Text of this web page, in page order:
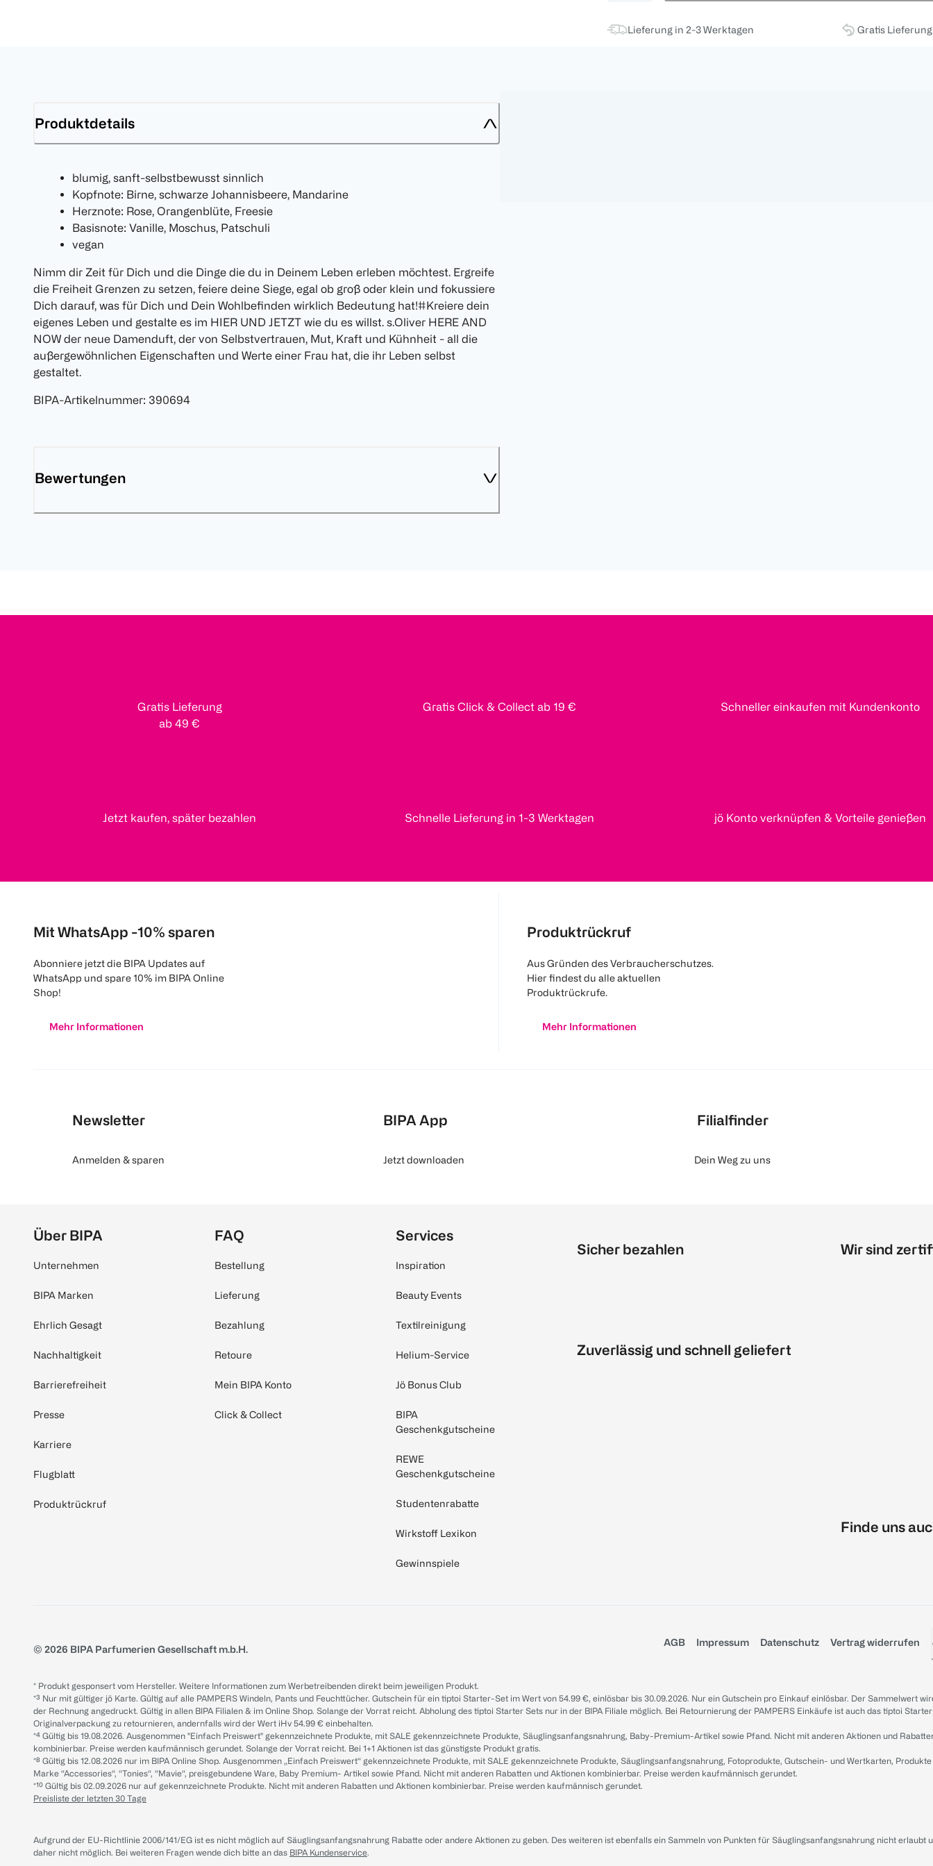
Lieferung in 2-3 Werktagen Gratis
Produktdetails
blumig, sanft-selbstbewusst sinnlich
Kopfnote: Birne, schwarze Johannisbeere, Mandarine
Herznote: Rose, Orangenblüte, Freesie
Basisnote: Vanille, Moschus, Patschuli
vegan
Nimm dir Zeit für Dich und die Dinge die du in Deinem Leben erleben möchtest. Ergreife
die Freiheit Grenzen zu setzen, feiere deine Siege, egal ob groß oder klein und fokussiere
Dich darauf, was für Dich und Dein Wohlbefinden wirklich Bedeutung hat!#Kreiere dein
eigenes Leben und gestalte es im HIER UND JETZT wie du es willst. s.Oliver HERE AND
NOW der neue Damenduft, der von Selbstvertrauen, Mut, Kraft und Kühnheit - all die
außergewöhnlichen Eigenschaften und Werte einer Frau hat, die ihr Leben selbst
gestaltet.
BIPA-Artikelnummer: 390694
Bewertungen
Gratis Lieferung
ab 49 €
Gratis Click & Collect ab 19 € Schneller einkaufen mit Kundenkonto
Jetzt kaufen, später bezahlen Schnelle Lieferung in 1-3 Werktagen jö Konto verknüpfen & Vorteile genießen
Mit WhatsApp -10% sparen
Abonniere jetzt die BIPA Updates auf
WhatsApp und spare 10% im BIPA Online
Shop!
Mehr Informationen
Produktrückruf
Aus Gründen des Verbraucherschutzes.
Hier findest du alle aktuellen
Produktrückrufe.
Mehr Informationen
Newsletter
Anmelden & sparen
BIPA App
Jetzt downloaden
Filialfinder
Dein Weg zu uns
Über BIPA
Unternehmen
BIPA Marken
Ehrlich Gesagt
Nachhaltigkeit
Barrierefreiheit
Presse
Karriere
Flugblatt
Produktrückruf
FAQ
Bestellung
Lieferung
Bezahlung
Retoure
Mein BIPA Konto
Click & Collect
Services
Inspiration
Beauty Events
Textilreinigung
Helium-Service
Jö Bonus Club
BIPA
Geschenkgutscheine
REWE
Geschenkgutscheine
Studentenrabatte
Wirkstoff Lexikon
Gewinnspiele
Sicher bezahlen
Zuverlässig und schnell geliefert
Wir sind
Finde uns
© 2026 BIPA Parfumerien Gesellschaft m.b.H.
AGB Impressum Datenschutz Vertrag widerrufen
* Produkt gesponsert vom Hersteller. Weitere Informationen zum Werbetreibenden direkt beim jeweiligen Produkt.
*³ Nur mit gültiger jö Karte. Gültig auf alle PAMPERS Windeln, Pants und Feuchttücher. Gutschein für ein tiptoi Starter-Set im Wert von 54.99 €, einlösbar bis 30.09.2026. Nur ein Gutschein pro Einkauf einlösbar. Der Sammelwert
der Rechnung angedruckt. Gültig in allen BIPA Filialen & im Online Shop. Solange der Vorrat reicht. Abholung des tiptoi Starter Sets nur in der BIPA Filiale möglich. Bei Retournierung der PAMPERS Einkäufe ist auch das tiptoi
Originalverpackung zu retournieren, andernfalls wird der Wert iHv 54.99 € einbehalten.
*⁴ Gültig bis 19.08.2026. Ausgenommen "Einfach Preiswert" gekennzeichnete Produkte, mit SALE gekennzeichnete Produkte, Säuglingsanfangsnahrung, Baby-Premium-Artikel sowie Pfand. Nicht mit anderen Aktionen und
kombinierbar. Preise werden kaufmännisch gerundet. Solange der Vorrat reicht. Bei 1+1 Aktionen ist das günstigste Produkt gratis.
*⁸ Gültig bis 12.08.2026 nur im BIPA Online Shop. Ausgenommen „Einfach Preiswert“ gekennzeichnete Produkte, mit SALE gekennzeichnete Produkte, Säuglingsanfangsnahrung, Fotoprodukte, Gutschein- und Wertkarten,
Marke “Accessories“, “Tonies“, “Mavie“, preisgebundene Ware, Baby Premium- Artikel sowie Pfand. Nicht mit anderen Rabatten und Aktionen kombinierbar. Preise werden kaufmännisch gerundet.
*¹⁰ Gültig bis 02.09.2026 nur auf gekennzeichnete Produkte. Nicht mit anderen Rabatten und Aktionen kombinierbar. Preise werden kaufmännisch gerundet.
Preisliste der letzten 30 Tage
Aufgrund der EU-Richtlinie 2006/141/EG ist es nicht möglich auf Säuglingsanfangsnahrung Rabatte oder andere Aktionen zu geben. Des weiteren ist ebenfalls ein Sammeln von Punkten für Säuglingsanfangsnahrung nicht erlaubt
daher nicht möglich. Bei weiteren Fragen wende dich bitte an das BIPA Kundenservice.